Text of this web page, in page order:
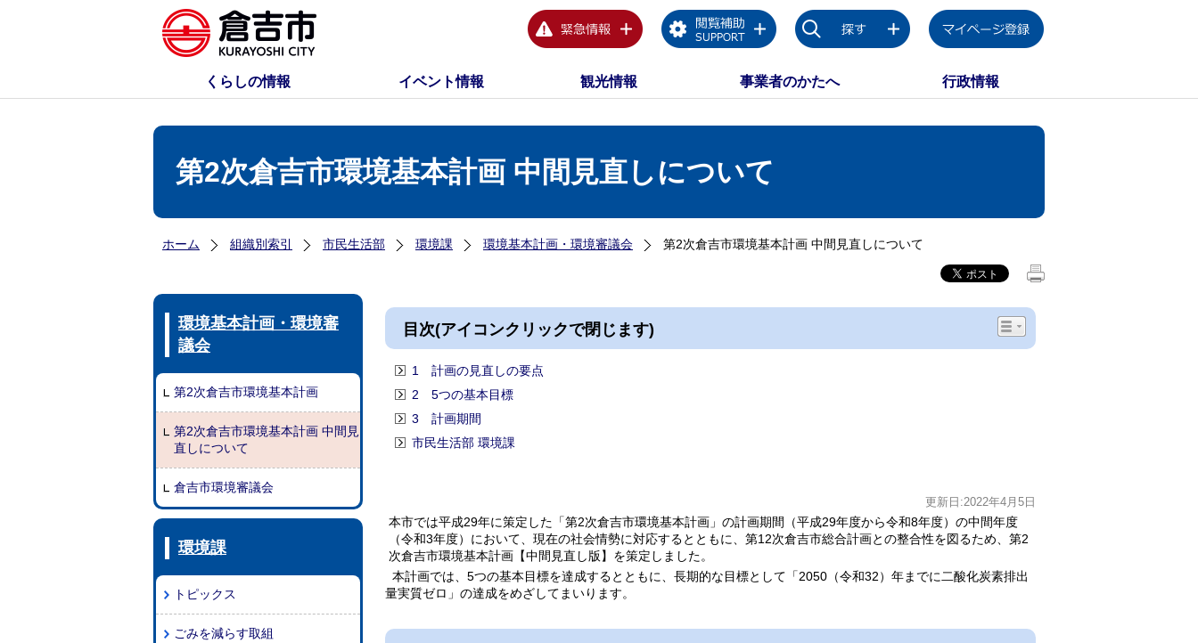
くらしの情報 イベント情報 観光情報 事業者のかたへ 行政情報
第2次倉吉市環境基本計画 中間見直しについて
ホーム 組織別索引 市民生活部 環境課 環境基本計画・環境審議会 第2次倉吉市環境基本計画 中間見直しについて
環境基本計画・環境審
議会
第2次倉吉市環境基本計画
第2次倉吉市環境基本計画 中間見
直しについて
倉吉市環境審議会
環境課
トピックス
ごみを減らす取組
目次(アイコンクリックで閉じます)
1 計画の見直しの要点
2 5つの基本目標
3 計画期間
市民生活部 環境課
更新日:2022年4月5日
本市では平成29年に策定した「第2次倉吉市環境基本計画」の計画期間（平成29年度から令和8年度）の中間年度
（令和3年度）において、現在の社会情勢に対応するとともに、第12次倉吉市総合計画との整合性を図るため、第2
次倉吉市環境基本計画【中間見直し版】を策定しました。
本計画では、5つの基本目標を達成するとともに、長期的な目標として「2050（令和32）年までに二酸化炭素排出
量実質ゼロ」の達成をめざしてまいります。